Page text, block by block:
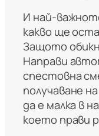
И най-
какво ще
Защото
Направи
спестовна
получаване
да е малка в
което прави